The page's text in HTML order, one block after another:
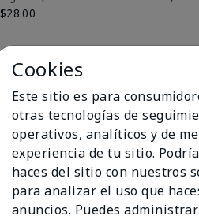
$28.00
Cookies
Este sitio es para
otras tecnologías de
operativos, analíticos y de
experiencia de tu sitio.
haces del sitio con nuestros
para analizar el uso que
anuncios. Puedes